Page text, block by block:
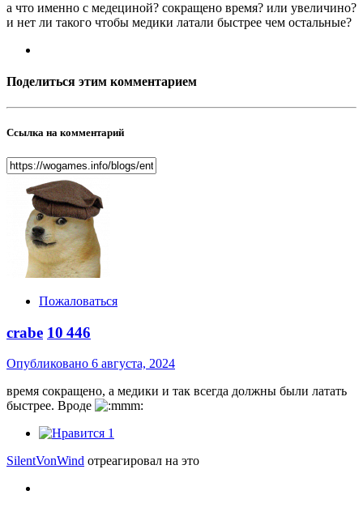
а что именно с медециной? сокращено время? или увеличино?
и нет ли такого чтобы медики латали быстрее чем остальные?
Поделиться этим комментарием
Ссылка на комментарий
Пожаловаться
crabe 10 446
Опубликовано 6 августа, 2024
время сокращено, а медики и так всегда должны были латать
быстрее. Вроде
1
SilentVonWind отреагировал на это